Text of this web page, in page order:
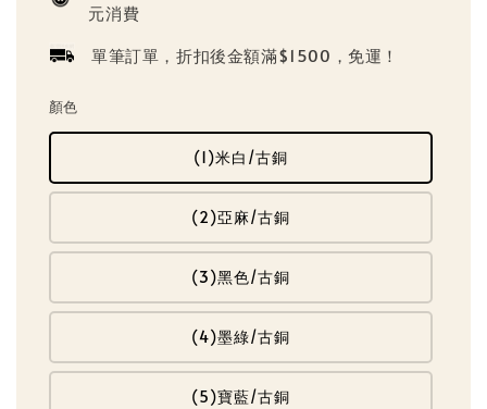
元消費
單筆訂單，折扣後金額滿$1500，免運！
顏色
(1)米白/古銅
(2)亞麻/古銅
(3)黑色/古銅
(4)墨綠/古銅
(5)寶藍/古銅